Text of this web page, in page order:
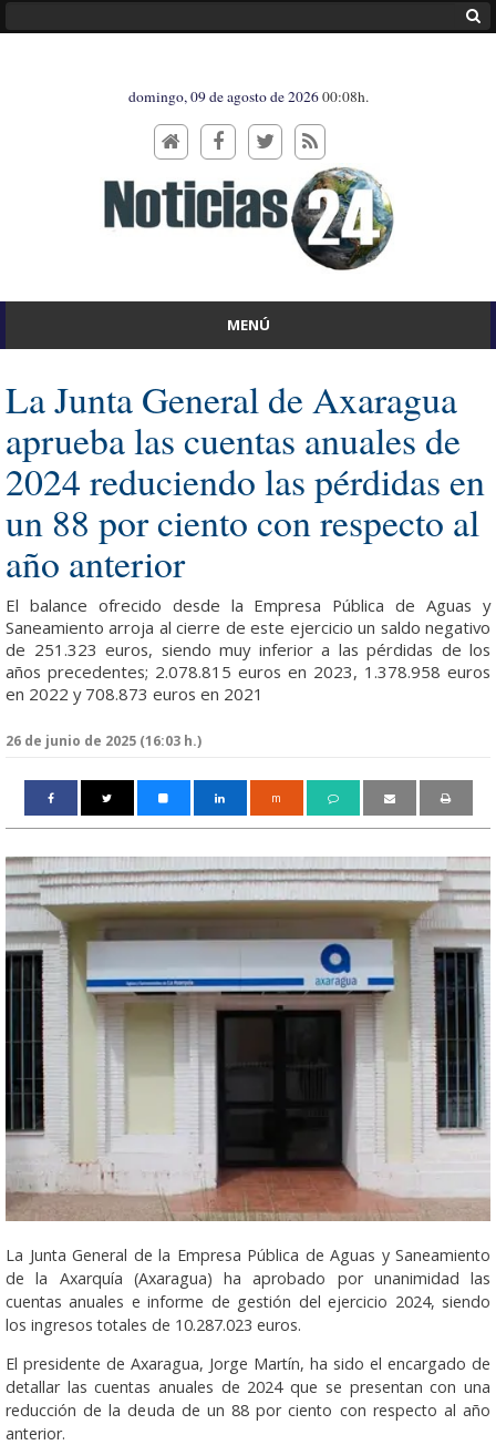
domingo, 09 de agosto de 202600:08h.
MENÚ
La Junta General de Axaragua
aprueba las cuentas anuales de
2024 reduciendo las pérdidas en
un 88 por ciento con respecto al
año anterior
El balance ofrecido desde la Empresa Pública de Aguas y
Saneamiento arroja al cierre de este ejercicio un saldo negativo
de 251.323 euros, siendo muy inferior a las pérdidas de los
años precedentes; 2.078.815 euros en 2023, 1.378.958 euros
en 2022 y 708.873 euros en 2021
26 de junio de 2025 (16:03 h.)
m
La Junta General de la Empresa Pública de Aguas y Saneamiento
de la Axarquía (Axaragua) ha aprobado por unanimidad las
cuentas anuales e informe de gestión del ejercicio 2024, siendo
los ingresos totales de 10.287.023 euros.
El presidente de Axaragua, Jorge Martín, ha sido el encargado de
detallar las cuentas anuales de 2024 que se presentan con una
reducción de la deuda de un 88 por ciento con respecto al año
anterior.